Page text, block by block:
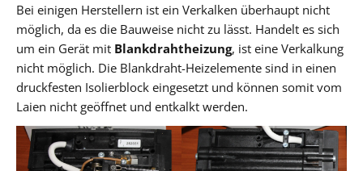
Bei einigen Herstellern ist ein Verkalken überhaupt nicht
möglich, da es die Bauweise nicht zu lässt. Handelt es sich
um ein Gerät mit Blankdrahtheizung, ist eine Verkalkung
nicht möglich. Die Blankdraht-Heizelemente sind in einen
druckfesten Isolierblock eingesetzt und können somit vom
Laien nicht geöffnet und entkalkt werden.